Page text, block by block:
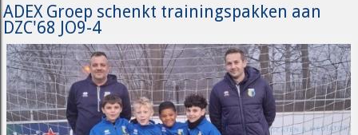
ADEX Groep schenkt trainingspakken aan
DZC'68 JO9-4